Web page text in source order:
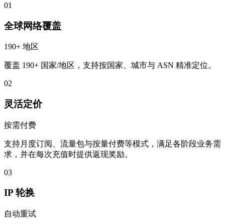
01
全球网络覆盖
190+ 地区
覆盖 190+ 国家/地区，支持按国家、城市与 ASN 精准定位。
02
灵活定价
按需付费
支持月度订阅、流量包与按量付费等模式，满足各阶段业务需
求，并在每次充值时提供返现奖励。
03
IP 轮换
自动重试